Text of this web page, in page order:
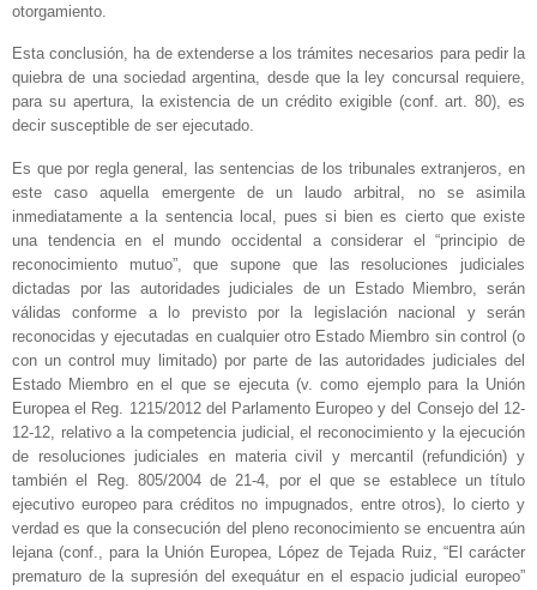
otorgamiento.
Esta conclusión, ha de extenderse a los trámites necesarios para pedir la
quiebra de una sociedad argentina, desde que la ley concursal requiere,
para su apertura, la existencia de un crédito exigible (conf. art. 80), es
decir susceptible de ser ejecutado.
Es que por regla general, las sentencias de los tribunales extranjeros, en
este caso aquella emergente de un laudo arbitral, no se asimila
inmediatamente a la sentencia local, pues si bien es cierto que existe
una tendencia en el mundo occidental a considerar el “principio de
reconocimiento mutuo”, que supone que las resoluciones judiciales
dictadas por las autoridades judiciales de un Estado Miembro, serán
válidas conforme a lo previsto por la legislación nacional y serán
reconocidas y ejecutadas en cualquier otro Estado Miembro sin control (o
con un control muy limitado) por parte de las autoridades judiciales del
Estado Miembro en el que se ejecuta (v. como ejemplo para la Unión
Europea el Reg. 1215/2012 del Parlamento Europeo y del Consejo del 12-
12-12, relativo a la competencia judicial, el reconocimiento y la ejecución
de resoluciones judiciales en materia civil y mercantil (refundición) y
también el Reg. 805/2004 de 21-4, por el que se establece un título
ejecutivo europeo para créditos no impugnados, entre otros), lo cierto y
verdad es que la consecución del pleno reconocimiento se encuentra aún
lejana (conf., para la Unión Europea, López de Tejada Ruiz, “El carácter
prematuro de la supresión del exequátur en el espacio judicial europeo”